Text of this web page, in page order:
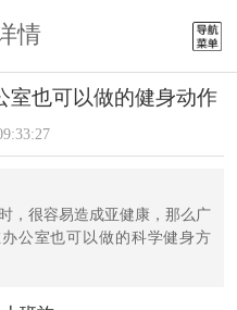
情
室也可以做的健身动作
，很容易造成亚健康，那么广
公室也可以做的科学健身方